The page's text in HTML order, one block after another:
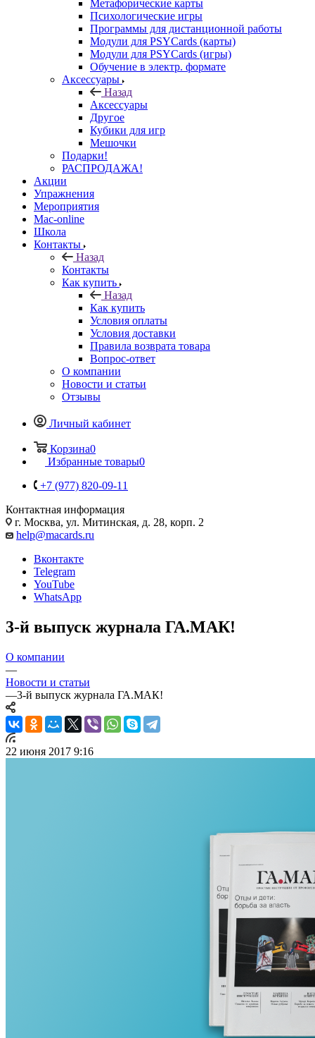
Метафорические карты
Психологические игры
Программы для дистанционной работы
Модули для PSYCards (карты)
Модули для PSYCards (игры)
Обучение в электр. формате
Аксессуары
Назад
Аксессуары
Другое
Кубики для игр
Мешочки
Подарки!
РАСПРОДАЖА!
Акции
Упражнения
Мероприятия
Mac-online
Школа
Контакты
Назад
Контакты
Как купить
Назад
Как купить
Условия оплаты
Условия доставки
Правила возврата товара
Вопрос-ответ
О компании
Новости и статьи
Отзывы
Личный кабинет
Корзина0
Избранные товары0
+7 (977) 820-09-11
Контактная информация
г. Москва, ул. Митинская, д. 28, корп. 2
help@macards.ru
Вконтакте
Telegram
YouTube
WhatsApp
3-й выпуск журнала ГА.МАК!
О компании
—
Новости и статьи
—3-й выпуск журнала ГА.МАК!
22 июня 2017 9:16